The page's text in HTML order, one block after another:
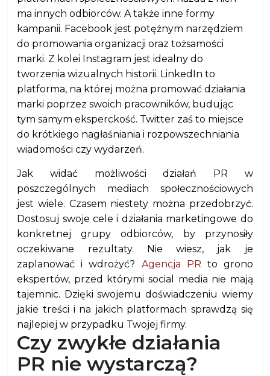
ma innych odbiorców. A także inne formy
kampanii. Facebook jest potężnym narzędziem
do promowania organizacji oraz tożsamości
marki. Z kolei Instagram jest idealny do
tworzenia wizualnych historii. LinkedIn to
platforma, na której można promować działania
marki poprzez swoich pracowników, budując
tym samym eksperckość. Twitter zaś to miejsce
do krótkiego nagłaśniania i rozpowszechniania
wiadomości czy wydarzeń.
Jak widać możliwości działań PR w
poszczególnych mediach społecznościowych
jest wiele. Czasem niestety można przedobrzyć.
Dostosuj swoje cele i działania marketingowe do
konkretnej grupy odbiorców, by przynosiły
oczekiwane rezultaty. Nie wiesz, jak je
zaplanować i wdrożyć? Agencja PR to grono
ekspertów, przed którymi social media nie mają
tajemnic. Dzięki swojemu doświadczeniu wiemy
jakie treści i na jakich platformach sprawdzą się
najlepiej w przypadku Twojej firmy.
Czy zwykłe działania
PR nie wystarczą?